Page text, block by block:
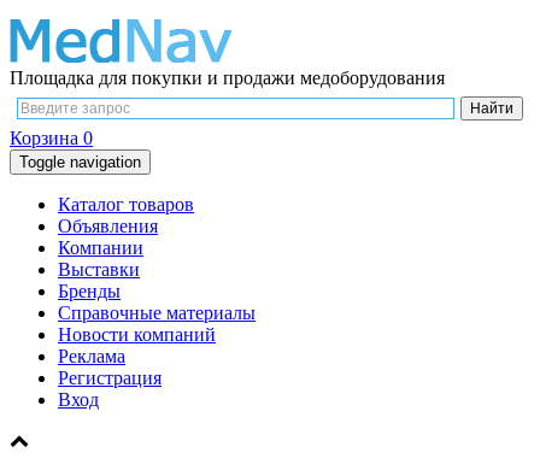
Площадка для покупки и продажи медоборудования
Корзина 0
Toggle navigation
Каталог товаров
Объявления
Компании
Выставки
Бренды
Справочные материалы
Новости компаний
Реклама
Регистрация
Вход